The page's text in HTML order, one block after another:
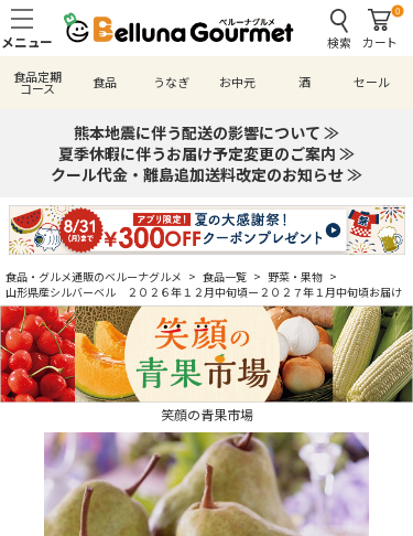
検索
0
カート
食品定期
コース 食品 うなぎ お中元 酒 セール
熊本地震に伴う配送の影響について ≫
夏季休暇に伴うお届け予定変更のご案内 ≫
クール代金・離島追加送料改定のお知らせ ≫
食品・グルメ通販のベルーナグルメ > 食品一覧 > 野菜・果物 >
山形県産シルバーベル ２０２６年１２月中旬頃ー２０２７年１月中旬頃お届け
笑顔の青果市場